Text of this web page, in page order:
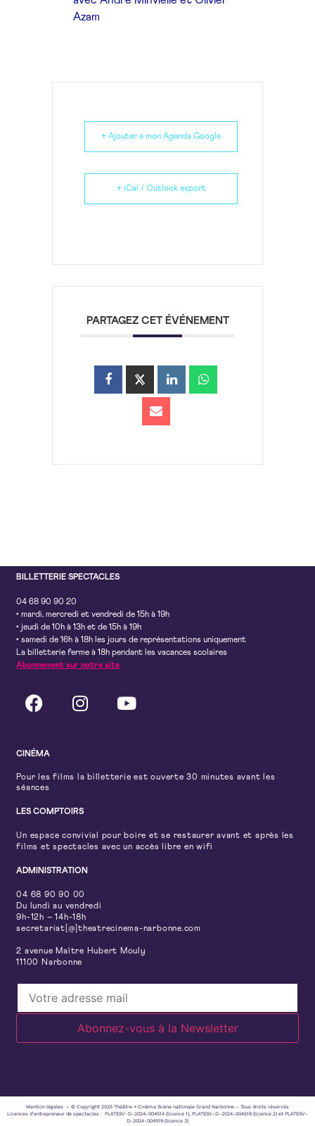
Azam
+ Ajouter à mon Agenda Google
+ iCal / Outlook export
PARTAGEZ CET ÉVÉNEMENT
BILLETTERIE SPECTACLES
04 68 90 90 20
• mardi, mercredi et vendredi de 15h à 19h
• jeudi de 10h à 13h et de 15h à 19h
• samedi de 16h à 18h les jours de représentations uniquement
La billetterie ferme à 18h pendant les vacances scolaires
Abonnement sur notre site
CINÉMA
Pour les films la billetterie est ouverte 30 minutes avant les
séances
LES COMPTOIRS
Un espace convivial pour boire et se restaurer avant et après les
films et spectacles avec un accès libre en wifi
ADMINISTRATION
04 68 90 90 00
Du lundi au vendredi
9h-12h – 14h-18h
secretariat[@]theatrecinema-narbonne.com
2 avenue Maître Hubert Mouly
11100 Narbonne
Mention légales – © Copyright 2025 Théâtre + Cinéma Scène nationale Grand Narbonne – Tous droits réservés
Licences d’entrepreneur de spectacles : PLATESV-D-2024-004514 (licence 1), PLATESV-D-2024-004518 (licence 2) et PLATESV-
D-2024-004519 (licence 3)